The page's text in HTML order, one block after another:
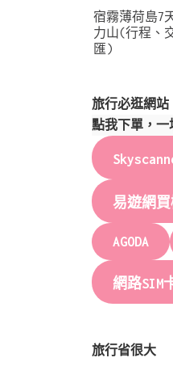
宿霧薄荷島7
力山(行程、
匯)
旅行必逛網站
點我下單，一
易遊網
AGODA
網路SIM
旅行省很大